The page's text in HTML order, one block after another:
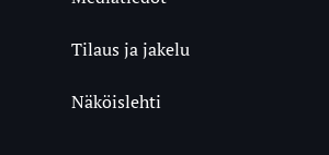
Tilaus ja jakelu
Näköislehti